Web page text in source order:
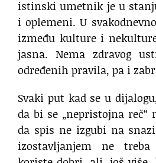
istinski umetnik je u
i oplemeni. U
između kulture i
jasna. Nema zdravog
određenih pravila, pa i
Svaki put kad se u
da bi se „nepristojna
da spis ne izgubi na
izostavljanjem ne treba